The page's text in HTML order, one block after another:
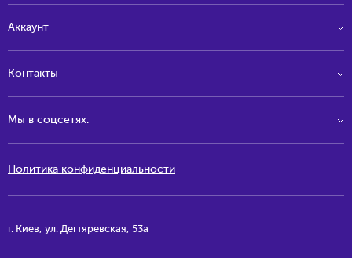
Аккаунт
Контакты
Мы в соцсетях:
Политика конфиденциальности
г. Киев, ул. Дегтяревская, 53а